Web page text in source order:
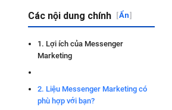
Các nội dung chính [Ẩn]
1. Lợi ích của Messenger
Marketing
2. Liệu Messenger Marketing có
phù hợp với bạn?